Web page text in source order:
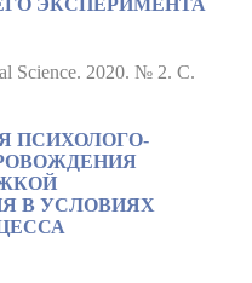
ЭКСПЕРИМЕНТА
Science. 2020. № 2. С.
ПСИХОЛОГО-
В УСЛОВИЯХ